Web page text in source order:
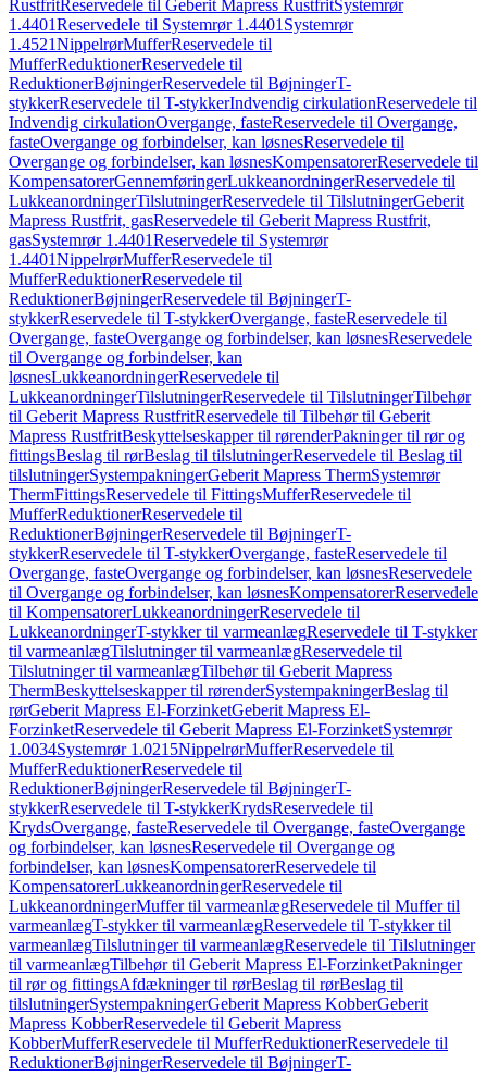
RustfritReservedele til Geberit Mapress RustfritSystemrør
1.4401Reservedele til Systemrør 1.4401 Systemrør
1.4521NippelrørMufferReservedele til
MufferReduktionerReservedele til
ReduktionerBøjningerReservedele til BøjningerT-
stykkerReservedele til T-stykkerIndvendig cirkulationReservedele til
Indvendig cirkulationOvergange, fasteReservedele til Overgange,
fasteOvergange og forbindelser, kan løsnesReservedele til
Overgange og forbindelser, kan løsnesKompensatorerReservedele til
KompensatorerGennemføringerLukkeanordningerReservedele til
LukkeanordningerTilslutningerReservedele til TilslutningerGeberit
Mapress Rustfrit, gasReservedele til Geberit Mapress Rustfrit,
gasSystemrør 1.4401Reservedele til Systemrør
1.4401NippelrørMufferReservedele til
MufferReduktionerReservedele til
ReduktionerBøjningerReservedele til BøjningerT-
stykkerReservedele til T-stykkerOvergange, fasteReservedele til
Overgange, fasteOvergange og forbindelser, kan løsnesReservedele
til Overgange og forbindelser, kan
løsnesLukkeanordningerReservedele til
LukkeanordningerTilslutningerReservedele til TilslutningerTilbehør
til Geberit Mapress RustfritReservedele til Tilbehør til Geberit
Mapress RustfritBeskyttelseskapper til rørenderPakninger til rør og
fittingsBeslag til rørBeslag til tilslutningerReservedele til Beslag til
tilslutningerSystempakningerGeberit Mapress ThermSystemrør
ThermFittingsReservedele til FittingsMufferReservedele til
MufferReduktionerReservedele til
ReduktionerBøjningerReservedele til BøjningerT-
stykkerReservedele til T-stykkerOvergange, fasteReservedele til
Overgange, fasteOvergange og forbindelser, kan løsnesReservedele
til Overgange og forbindelser, kan løsnesKompensatorerReservedele
til KompensatorerLukkeanordningerReservedele til
LukkeanordningerT-stykker til varmeanlægReservedele til T-stykker
til varmeanlægTilslutninger til varmeanlægReservedele til
Tilslutninger til varmeanlægTilbehør til Geberit Mapress
ThermBeskyttelseskapper til rørenderSystempakningerBeslag til
rørGeberit Mapress El-ForzinketGeberit Mapress El-
ForzinketReservedele til Geberit Mapress El-ForzinketSystemrør
1.0034Systemrør 1.0215NippelrørMufferReservedele til
MufferReduktionerReservedele til
ReduktionerBøjningerReservedele til BøjningerT-
stykkerReservedele til T-stykkerKrydsReservedele til
KrydsOvergange, fasteReservedele til Overgange, fasteOvergange
og forbindelser, kan løsnesReservedele til Overgange og
forbindelser, kan løsnesKompensatorerReservedele til
KompensatorerLukkeanordningerReservedele til
LukkeanordningerMuffer til varmeanlægReservedele til Muffer til
varmeanlægT-stykker til varmeanlægReservedele til T-stykker til
varmeanlægTilslutninger til varmeanlægReservedele til Tilslutninger
til varmeanlægTilbehør til Geberit Mapress El-ForzinketPakninger
til rør og fittingsAfdækninger til rørBeslag til rørBeslag til
tilslutningerSystempakningerGeberit Mapress KobberGeberit
Mapress KobberReservedele til Geberit Mapress
KobberMufferReservedele til MufferReduktionerReservedele til
ReduktionerBøjningerReservedele til BøjningerT-